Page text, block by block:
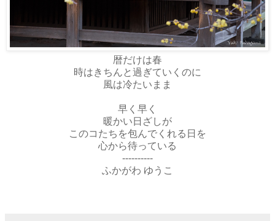
暦だけは春
時はきちんと過ぎていくのに
風は冷たいまま
早く早く
暖かい日ざしが
このコたちを包んでくれる日を
心から待っている
----------
ふかがわ ゆうこ